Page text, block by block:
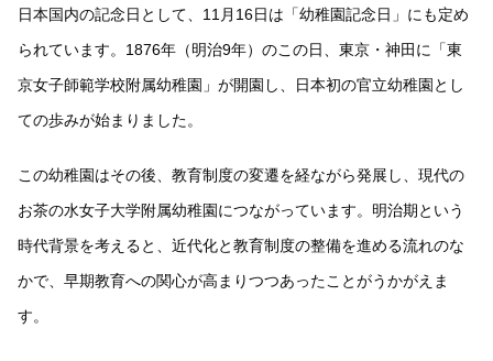
日本国内の記念日として、11月16日は「幼稚園記念日」にも定め
られています。1876年（明治9年）のこの日、東京・神田に「東
京女子師範学校附属幼稚園」が開園し、日本初の官立幼稚園とし
ての歩みが始まりました。
この幼稚園はその後、教育制度の変遷を経ながら発展し、現代の
お茶の水女子大学附属幼稚園につながっています。明治期という
時代背景を考えると、近代化と教育制度の整備を進める流れのな
かで、早期教育への関心が高まりつつあったことがうかがえま
す。